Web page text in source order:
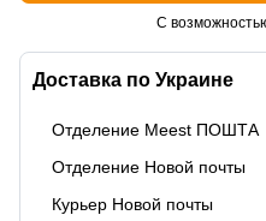
Доставка по Украине
Отделение Meest ПОШТА
Отделение Новой почты
Курьер Новой почты
С